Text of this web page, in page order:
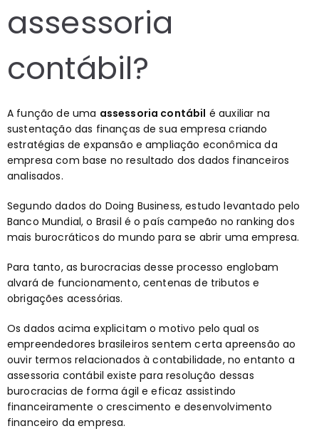
assessoria
contábil?
A função de uma assessoria contábil é auxiliar na
sustentação das finanças de sua empresa criando
estratégias de expansão e ampliação econômica da
empresa com base no resultado dos dados financeiros
analisados.
Segundo dados do Doing Business, estudo levantado pelo
Banco Mundial, o Brasil é o país campeão no ranking dos
mais burocráticos do mundo para se abrir uma empresa.
Para tanto, as burocracias desse processo englobam
alvará de funcionamento, centenas de tributos e
obrigações acessórias.
Os dados acima explicitam o motivo pelo qual os
empreendedores brasileiros sentem certa apreensão ao
ouvir termos relacionados à contabilidade, no entanto a
assessoria contábil existe para resolução dessas
burocracias de forma ágil e eficaz assistindo
financeiramente o crescimento e desenvolvimento
financeiro da empresa.